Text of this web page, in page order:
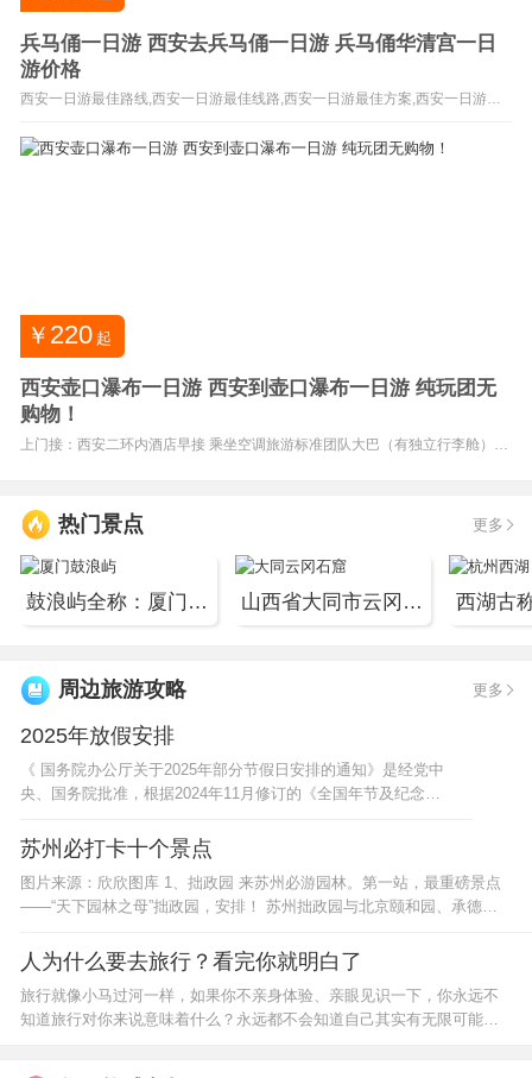
兵马俑一日游 西安去兵马俑一日游 兵马俑华清宫一日
游价格
西安一日游最佳路线,西安一日游最佳线路,西安一日游最佳方案,西安一日游旅
麦 专业导游团队：专业导游团队为您诚挚服务。 正所谓三分看七分听，我们赠
送使用无线耳麦，人再多也漏不掉关键的讲解，再也不用您竖耳朵找导游啦。
￥ 220 起
西安壶口瀑布一日游 西安到壶口瀑布一日游 纯玩团无
购物！
上门接：西安二环内酒店早接 乘坐空调旅游标准团队大巴（有独立行李舱）、
安到壶口瀑布一日游_延安到壶口瀑布一日游...
热门景点 更多
鼓浪屿全称：厦门市鼓浪屿风景名胜区。碧海环抱中的鼓... 山西省大同市云冈石窟位于山西省大同市西郊武周山北...
周边旅游攻略 更多
2025年放假安排
《 国务院办公厅关于2025年部分节假日安排的通知》是经党中
央、国务院批准，根据2024年11月修订的《全国年节及纪念日
〔2024〕12号公布的关于2025年部分节假日...
苏州必打卡十个景点
图片来源：欣欣图库 1、拙政园 来苏州必游园林。第一站，最重磅景点
——“天下园林之母”拙政园，安排！ 苏州拙政园与北京颐和园、承德避
人为什么要去旅行？看完你就明白了
旅行就像小马过河一样，如果你不亲身体验、亲眼见识一下，你永远不
知道旅行对你来说意味着什么？永远都不会知道自己其实有无限可能！